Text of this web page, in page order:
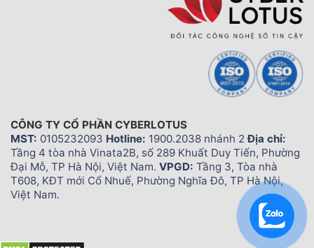
CÔNG TY CỔ PHẦN CYBERLOTUS
MST: 0105232093 Hotline: 1900.2038 nhánh 2Địa chỉ:
Tầng 4 tòa nhà Vinata2B, số 289 Khuất Duy Tiến, Phường
Đại Mỗ, TP Hà Nội, Việt Nam. VPGD: Tầng 3, Tòa nhà
T608, KĐT mới Cổ Nhuế, Phường Nghĩa Đô, TP Hà Nội,
Việt Nam.